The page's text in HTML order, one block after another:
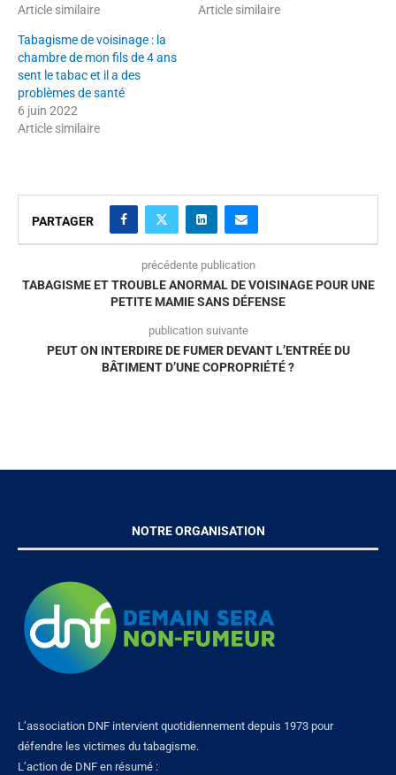
Article similaire
Article similaire
Tabagisme de voisinage : la
chambre de mon fils de 4 ans
sent le tabac et il a des
problèmes de santé
6 juin 2022
Article similaire
PARTAGER
précédente publication
TABAGISME ET TROUBLE ANORMAL DE VOISINAGE POUR UNE
PETITE MAMIE SANS DÉFENSE
publication suivante
PEUT ON INTERDIRE DE FUMER DEVANT L’ENTRÉE DU
BÂTIMENT D’UNE COPROPRIÉTÉ ?
NOTRE ORGANISATION
L’association DNF intervient quotidiennement depuis 1973 pour
défendre les victimes du tabagisme.
L’action de DNF en résumé :